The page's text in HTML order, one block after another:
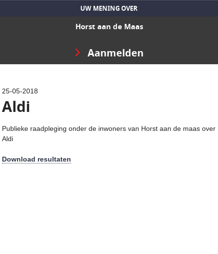
UW MENING OVER
Horst aan de Maas
Aanmelden
25-05-2018
Aldi
Publieke raadpleging onder de inwoners van Horst aan de maas over
Aldi
Download resultaten